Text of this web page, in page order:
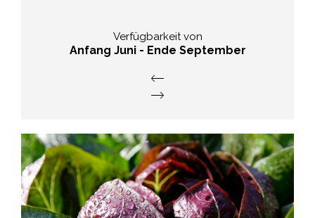
Verfügbarkeit von
Anfang Juni - Ende September